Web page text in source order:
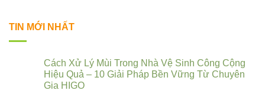
TIN MỚI NHẤT
Cách Xử Lý Mùi Trong Nhà Vệ Sinh Công Cộng
Hiệu Quả – 10 Giải Pháp Bền Vững Từ Chuyên
Gia HIGO